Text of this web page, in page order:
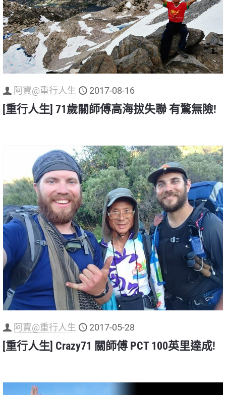
阿寶@重行人生 2017-08-16
[重行人生] 71歲關師傅高海拔失聯 有驚無險!
阿寶@重行人生 2017-05-28
[重行人生] Crazy71 關師傅 PCT 100英里達成!